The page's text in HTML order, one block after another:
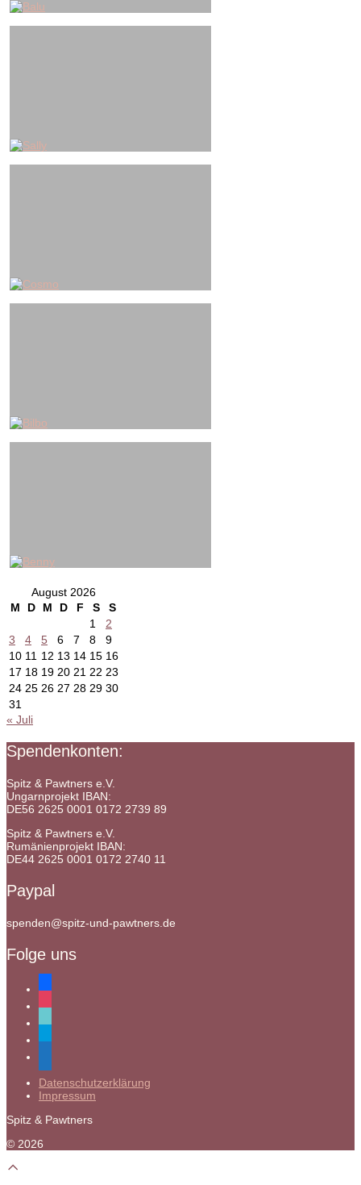
August 2026
M
D M D F S
S
1
2
3
4 5 6 7 8
9
10 11 12 13 14 15 16
17 18 19 20 21 22 23
24 25 26 27 28 29 30
31
« Juli
Spendenkonten:
Spitz & Pawtners e.V.
Ungarnprojekt IBAN:
DE56 2625 0001 0172 2739 89
Spitz & Pawtners e.V.
Rumänienprojekt IBAN:
DE44 2625 0001 0172 2740 11
Paypal
spenden@spitz-und-pawtners.de
Folge uns
Datenschutzerklärung
Impressum
Spitz & Pawtners
© 2026